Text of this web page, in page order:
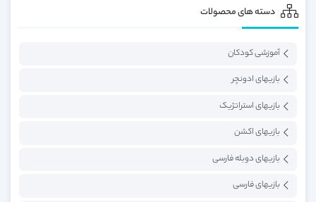
دسته های محصولات
آموزشی کودکان
بازیهای ادونچر
بازیهای استراتژیک
بازیهای اکشن
بازیهای دوبله فارسی
بازیهای فارسی